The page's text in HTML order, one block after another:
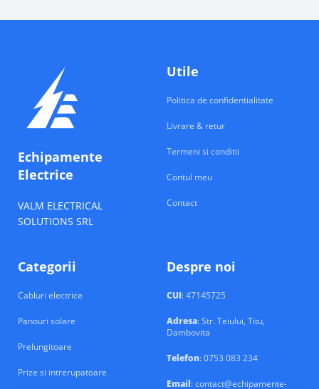
Echipamente
Electrice
VALM ELECTRICAL
SOLUTIONS SRL
Utile
Politica de confidentialitate
Livrare & retur
Termeni si conditii
Contul meu
Contact
Categorii
Cabluri electrice
Panouri solare
Prelungitoare
Prize si intrerupatoare
Despre noi
CUI: 47145725
Adresa: Str. Teiului, Titu,
Dambovita
Telefon: 0753 083 234
Email: contact@echipamente-